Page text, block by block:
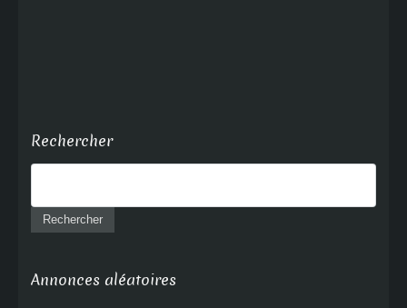
Rechercher
Annonces aléatoires